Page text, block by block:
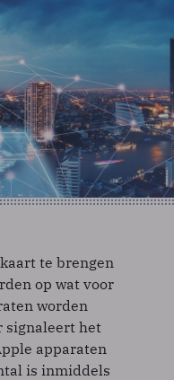
te brengen
op wat voor
worden
signaleert het
apparaten
is inmiddels